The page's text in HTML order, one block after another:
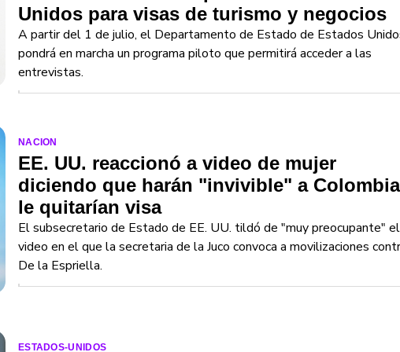
Unidos para visas de turismo y negocios
A partir del 1 de julio, el Departamento de Estado de Estados
pondrá en marcha un programa piloto que permitirá acceder a las
entrevistas.
NACION
EE. UU. reaccionó a video de mujer
diciendo que harán "invivible" a
le quitarían visa
El subsecretario de Estado de EE. UU. tildó de "muy preocupante" el
video en el que la secretaria de la Juco convoca a movilizaciones
De la Espriella.
ESTADOS-UNIDOS